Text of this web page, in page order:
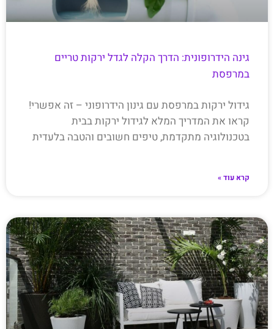
גינה הידרופונית: הדרך הקלה לגדל ירקות טריים
במרפסת
גידול ירקות במרפסת עם גינון הידרופוני – זה אפשרי!
קראו את המדריך המלא לגידול ירקות בבית
בטכנולוגיה מתקדמת, טיפים חשובים והטבה בלעדית
קרא עוד »